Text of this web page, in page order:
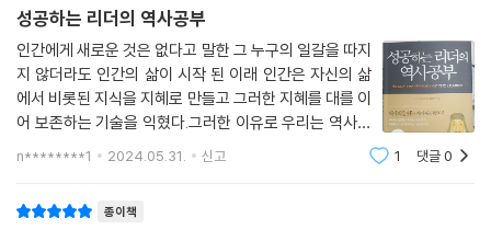
영원하다는 사실을 깊이깊이 새기길 간절히 권한다.
*
유능한 리더의 기준에서 상벌의 공정한 행사는 필수 요건이다. 큰 잘못을
했음에도 불구하고 벌을 늦추거나 그냥 넘어가면 리더의 무능함을 자인하
는 것일 뿐만 아니라 나라의 안위마저 위태롭게 하기 때문이다. 적폐청산
서 같은 잘못을 반복하지 않아야 한다. 과거 청산을 미루거나 포기하면 미
사실에 주목해야 한다. 그 말과 글을 수시로 소환하여 바로바로 판단하고
심판을 내린다.
집단지성 시대에 역사는 이제 더 이상 기록물이 아니라 다수의 기억이 되
고 있다. 이 기억이 고스란히 보존되어 필요할 때 언제든 소환되어 증언하
고 증명하고 판결한다. 이런 인식을 가지고 적폐의 주범으로 지목된 언론
성공하는 리더의 역사공부
인간에게 새로운 것은 없다고 말한 그 누구의 일갈을 따지
지 않더라도 인간의 삶이 시작 된 이래 인간은 자신의 삶
에서 비롯된 지식을 지혜로 만들고 그러한 지혜를 대를 이
어 보존하는 기술을 익혔다.그러한 이유로 우리는 역사에
서 배움을 얻어야 한다고 말을 하지만 실제 역사에서 배움
n********1 2024.05.31. 신고 1 댓글0
종이책